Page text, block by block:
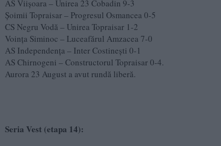
AS Viișoara – Unirea 23 Cobadin 9-3
Șoimii Topraisar – Progresul Osmancea 0-5
CS Negru Vodă – Unirea Topraisar 1-2
Voința Siminoc – Luceafărul Amzacea 7-0
AS Independența – Inter Costinești 0-1
AS Chirnogeni – Constructorul Topraisar 0-4.
Aurora 23 August a avut rundă liberă.
Seria Vest (etapa 14):